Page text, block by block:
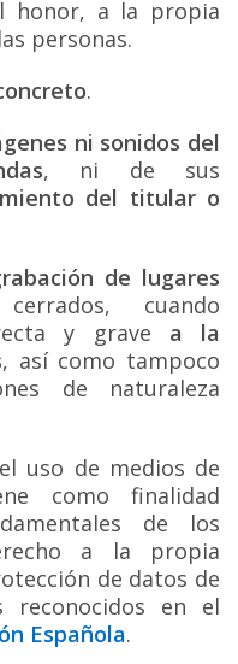
honor, a la propia
personas.
.
ni sonidos del
, ni de sus
del titular o
de lugares
cuando
y grave a la
, así como tampoco
de naturaleza
uso de medios de
como finalidad
de los
a la propia
de datos de
reconocidos en el
Española.